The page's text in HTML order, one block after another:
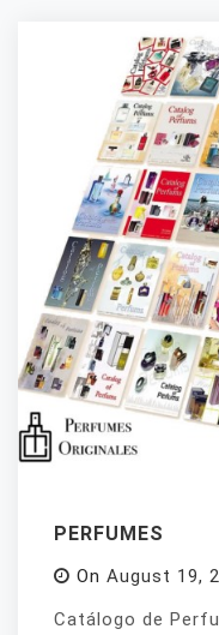
PERFUMES
On August 19,
Catálogo de